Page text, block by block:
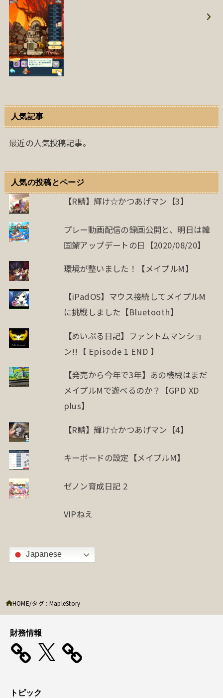
人気記事
最近の人気投稿記事。
人気の投稿とページ
【R鯖】輝け☆かつあげマン【3】
プレー動画配信の録画公開と、明日は韓
国鯖アップデートの日【2020/08/20】
環境が整いました！【メイプルM】
【iPadOS】マウス接続してメイプルM
に挑戦しました【Bluetooth】
【めいぷる日記】ファントムマンショ
ン!!【 Episode 1 END 】
【発売から今年で3年】あの機械はまだ
メイプルMで遊べるのか？【GPD XD
plus】
【R鯖】輝け☆かつあげマン【4】
キーボードの設定【メイプルM】
ゼノン育成日記 2
VIPねえ
Japanese
HOME タグ : MapleStory
財務情報
トピック